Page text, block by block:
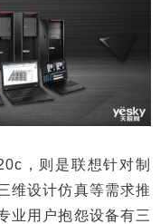
，则是联想针对制
维设计仿真等需求推
业用户抱怨设备有三